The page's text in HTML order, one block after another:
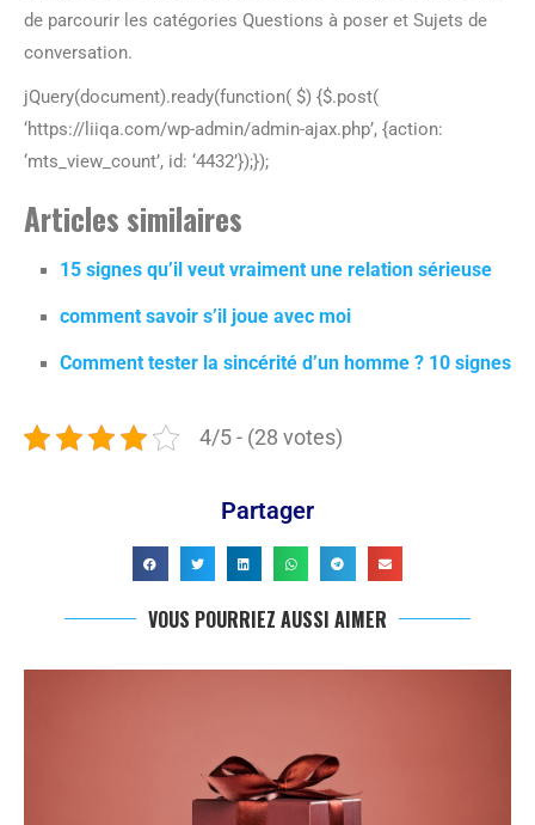
de parcourir les catégories Questions à poser et Sujets de
conversation.
jQuery(document).ready(function( $) {$.post(
‘https://liiqa.com/wp-admin/admin-ajax.php’, {action:
‘mts_view_count’, id: ‘4432’});});
Articles similaires
15 signes qu’il veut vraiment une relation sérieuse
comment savoir s’il joue avec moi
Comment tester la sincérité d’un homme ? 10 signes
4/5 - (28 votes)
Partager
VOUS POURRIEZ AUSSI AIMER